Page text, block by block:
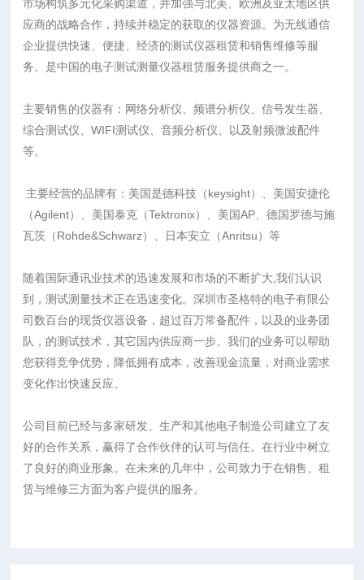
市场构筑多元化采购渠道，并加强与北美、欧洲及亚太地区供
应商的战略合作，持续并稳定的获取的仪器资源。为无线通信
企业提供快速、便捷、经济的测试仪器租赁和销售维修等服
务。是中国的电子测试测量仪器租赁服务提供商之一。
主要销售的仪器有：网络分析仪、频谱分析仪、信号发生器、
综合测试仪、WIFI测试仪、音频分析仪、以及射频微波配件
等。
主要经营的品牌有：美国是德科技（keysight）、美国安捷伦
（Agilent）、美国泰克（Tektronix）、美国AP、德国罗德与施
瓦茨（Rohde&Schwarz）、日本安立（Anritsu）等
随着国际通讯业技术的迅速发展和市场的不断扩大,我们认识
到，测试测量技术正在迅速变化。深圳市圣格特的电子有限公
司数百台的现货仪器设备，超过百万常备配件，以及的业务团
队，的测试技术，其它国内供应商一步。我们的业务可以帮助
您获得竞争优势，降低拥有成本，改善现金流量，对商业需求
变化作出快速反应。
公司目前已经与多家研发、生产和其他电子制造公司建立了友
好的合作关系，赢得了合作伙伴的认可与信任。在行业中树立
了良好的商业形象。在未来的几年中，公司致力于在销售、租
赁与维修三方面为客户提供的服务。